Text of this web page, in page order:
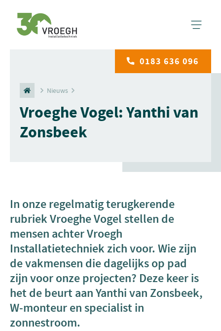
0183 636 096
Nieuws
Vroeghe Vogel: Yanthi van
Zonsbeek
In onze regelmatig terugkerende
rubriek Vroeghe Vogel stellen de
mensen achter Vroegh
Installatietechniek zich voor. Wie zijn
de vakmensen die dagelijks op pad
zijn voor onze projecten? Deze keer is
het de beurt aan Yanthi van Zonsbeek,
W-monteur en specialist in
zonnestroom.